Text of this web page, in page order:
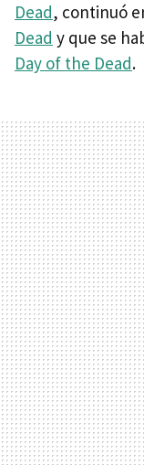
Dead, continuó
Dead y que se
Day of the Dead.